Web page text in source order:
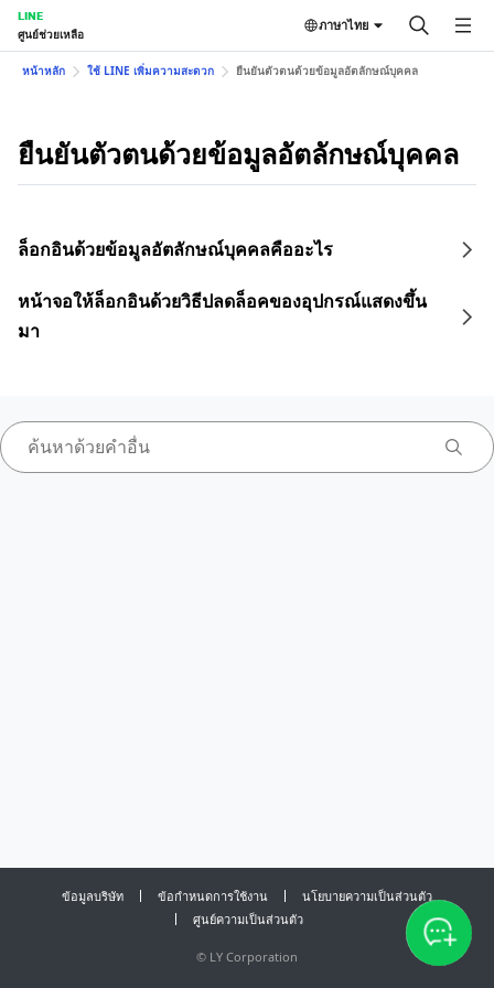
LINE
ศูนย์ช่วยเหลือ
ภาษาไทย
หน้าหลัก ใช้ LINE เพิ่มความสะดวก ยืนยันตัวตนด้วยข้อมูลอัตลักษณ์บุคคล
ยืนยันตัวตนด้วยข้อมูลอัตลักษณ์บุคคล
ล็อกอินด้วยข้อมูลอัตลักษณ์บุคคลคืออะไร
หน้าจอให้ล็อกอินด้วยวิธีปลดล็อคของอุปกรณ์แสดงขึ้น
มา
ข้อมูลบริษัท ข้อกำหนดการใช้งาน
นโยบายความเป็นส่วนตัว
ศูนย์ความเป็นส่วนตัว
© LY Corporation